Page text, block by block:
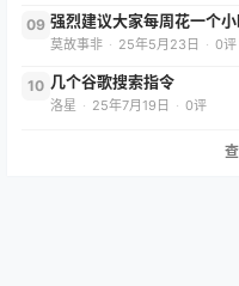
09 强烈建议大家每周花一个
莫故事非 · 25年5月23日 · 0评
10 几个谷歌搜索指令
洛星 · 25年7月19日 · 0评